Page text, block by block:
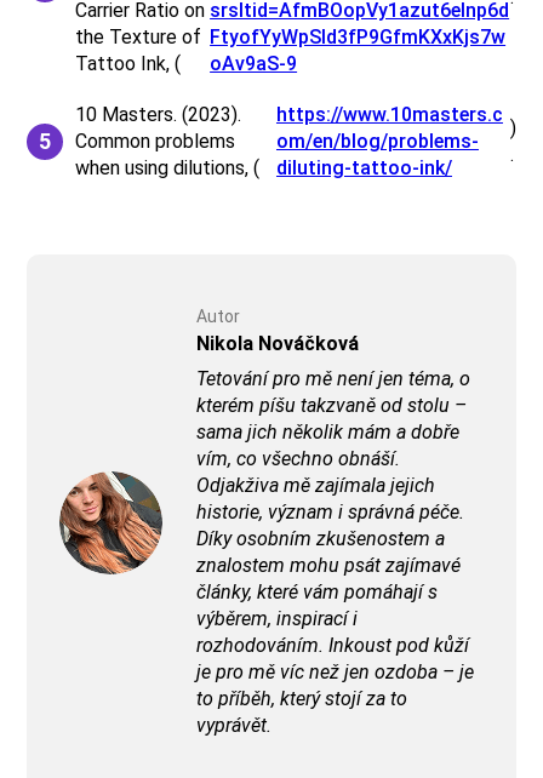
Carrier Ratio on
the Texture of
Tattoo Ink, (
srsltid=AfmBOopVy1azut6elnp6d
FtyofYyWpSld3fP9GfmKXxKjs7w
oAv9aS-9
10 Masters. (2023).
Common problems
when using dilutions, (
https://www.10masters.c
om/en/blog/problems-
diluting-tattoo-ink/
)
.
Autor
Nikola Nováčková
Tetování pro mě není jen téma, o
kterém píšu takzvaně od stolu –
sama jich několik mám a dobře
vím, co všechno obnáší.
Odjakživa mě zajímala jejich
historie, význam i správná péče.
Díky osobním zkušenostem a
znalostem mohu psát zajímavé
články, které vám pomáhají s
výběrem, inspirací i
rozhodováním. Inkoust pod kůží
je pro mě víc než jen ozdoba – je
to příběh, který stojí za to
vyprávět.